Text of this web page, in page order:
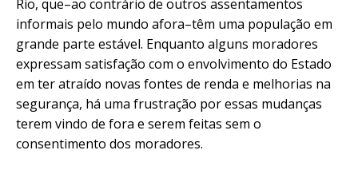
Rio, que–ao contrário de outros assentamentos
informais pelo mundo afora–têm uma população em
grande parte estável. Enquanto alguns moradores
expressam satisfação com o envolvimento do Estado
em ter atraído novas fontes de renda e melhorias na
segurança, há uma frustração por essas mudanças
terem vindo de fora e serem feitas sem o
consentimento dos moradores.